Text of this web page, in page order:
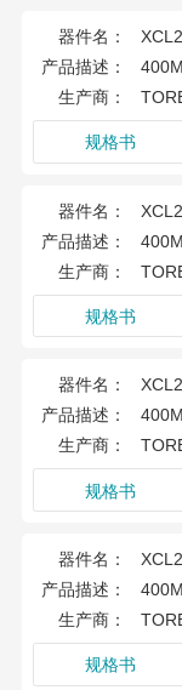
器件名：
产品描述：
生产商：
规格书
器件名：
产品描述：
生产商：
规格书
器件名：
产品描述：
生产商：
规格书
器件名：
产品描述：
生产商：
规格书